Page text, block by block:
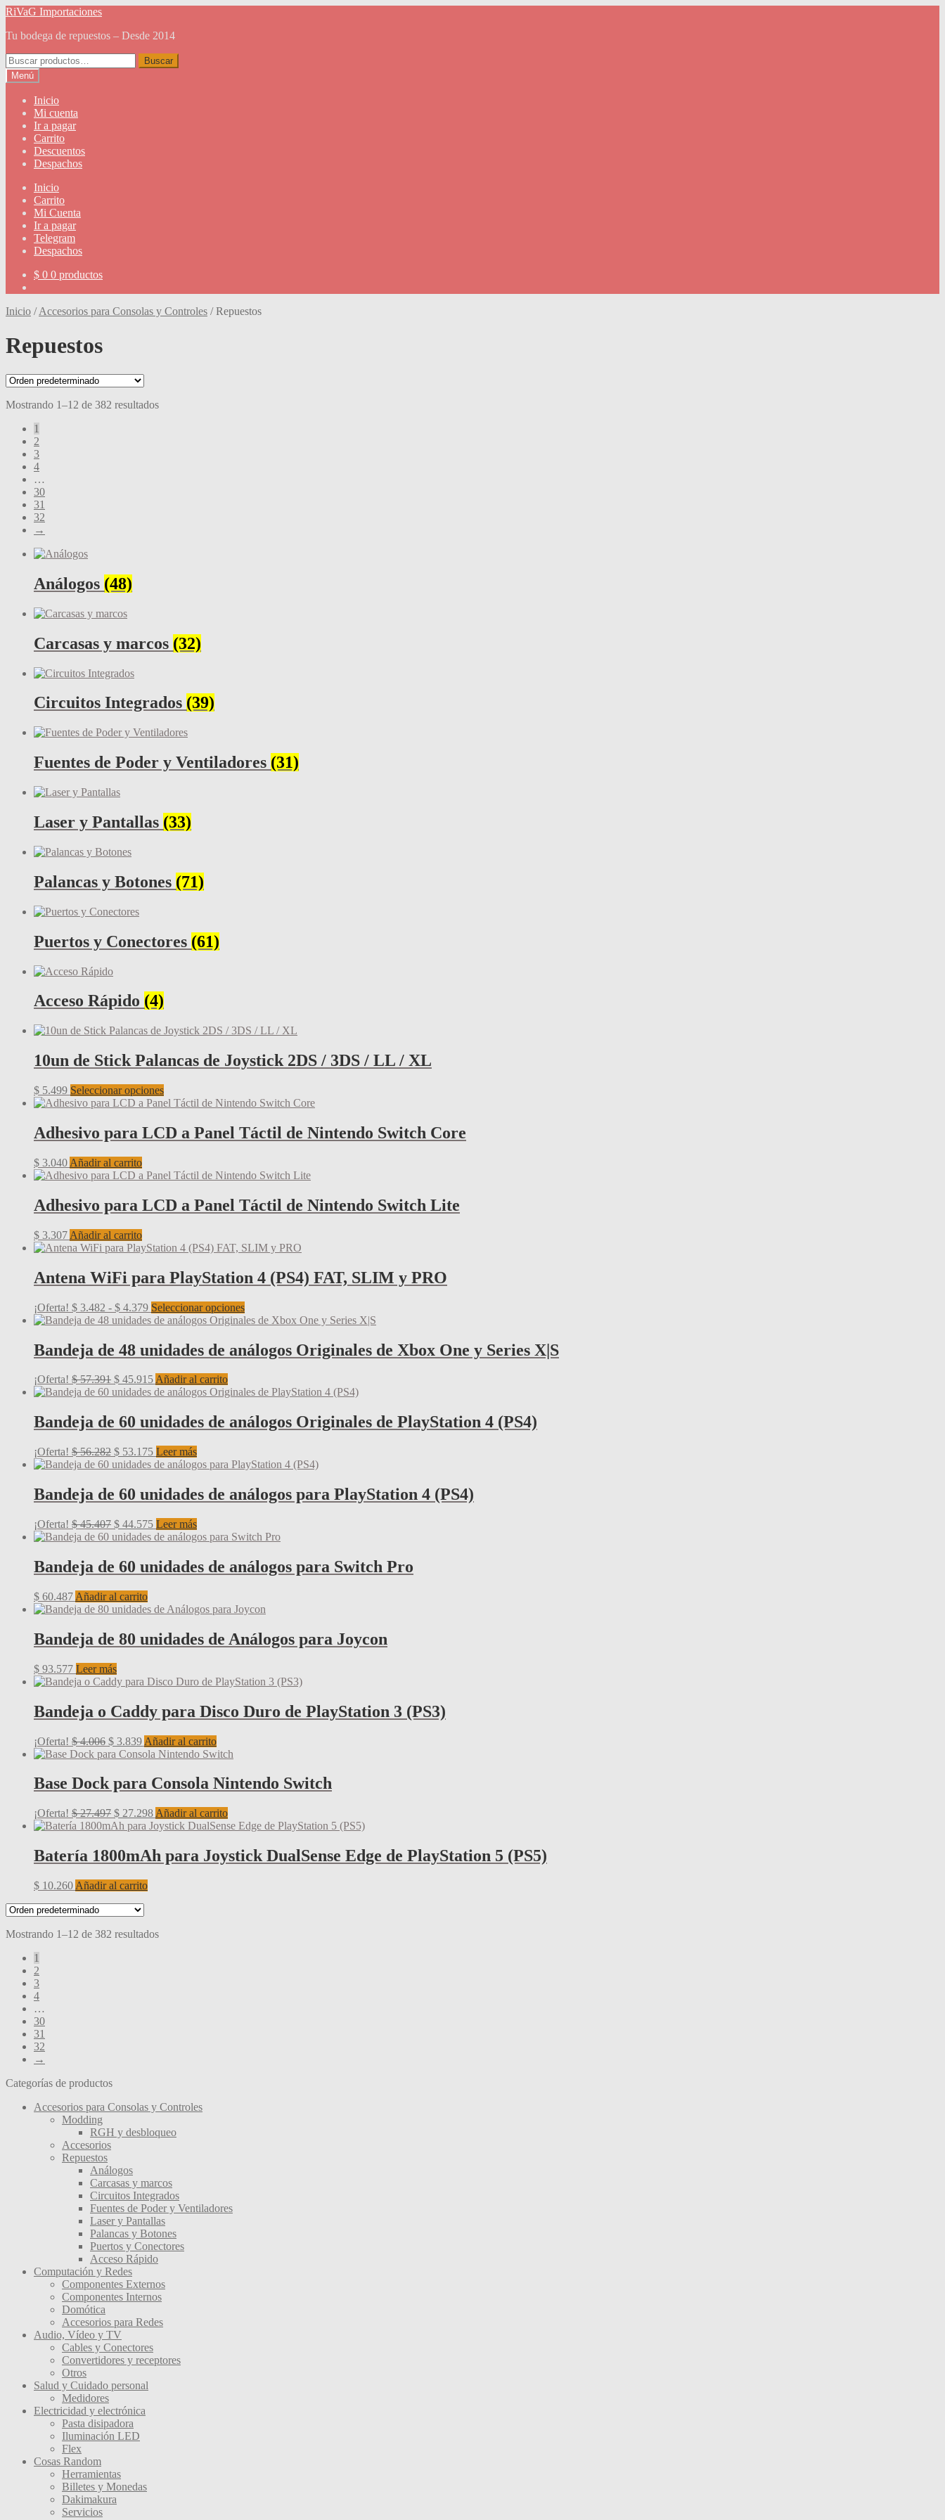
Ir
la
Ir
contenido
RiVaG Importaciones
Tu bodega de repuestos – Desde 2014
Buscar
por:
Buscar
Menú
Inicio
Mi cuenta
Ir a pagar
Carrito
Descuentos
Despachos
Inicio
Carrito
Mi Cuenta
Ir a pagar
Telegram
Despachos
$ 0 0 productos
Inicio /Accesorios para Consolas y Controles /Repuestos
Repuestos
Mostrando 1–12 de 382 resultados
1
2
3
4
…
30
31
32
→
Análogos (48)
Carcasas y marcos (32)
Circuitos Integrados (39)
Fuentes de Poder y Ventiladores (31)
Laser y Pantallas (33)
Palancas y Botones (71)
Puertos y Conectores (61)
Acceso Rápido (4)
10un de Stick Palancas de Joystick 2DS / 3DS / LL / XL
$ 5.499 Seleccionar opcionesEste
producto
múltiples
variantes.
se
elegir
en
página
de
Adhesivo para LCD a Panel Táctil de Nintendo Switch Core
$ 3.040 Añadir al carrito
Adhesivo para LCD a Panel Táctil de Nintendo Switch Lite
$ 3.307 Añadir al carrito
Antena WiFi para PlayStation 4 (PS4) FAT, SLIM y PRO
¡Oferta! $ 3.482 - $ 4.379Rango
de
desde
$ 3.482
$ 4.379
Seleccionar opcionesEste
producto
múltiples
variantes.
se
elegir
en
página
de
Bandeja de 48 unidades de análogos Originales de Xbox One y Series X|S
¡Oferta! $57.391 El
precio
era:
$ 57.391.
$ 45.915El
precio
es:
$ 45.915.
Añadir al carrito
Bandeja de 60 unidades de análogos Originales de PlayStation 4 (PS4)
¡Oferta! $56.282 El
precio
era:
$ 56.282.
$ 53.175El
precio
es:
$ 53.175.
Leer más
Bandeja de 60 unidades de análogos para PlayStation 4 (PS4)
¡Oferta! $45.407 El
precio
era:
$ 45.407.
$ 44.575El
precio
es:
$ 44.575.
Leer más
Bandeja de 60 unidades de análogos para Switch Pro
$ 60.487 Añadir al carrito
Bandeja de 80 unidades de Análogos para Joycon
$ 93.577 Leer más
Bandeja o Caddy para Disco Duro de PlayStation 3 (PS3)
¡Oferta! $4.006 El
precio
era:
$ 4.006.
$ 3.839El
precio
es:
$ 3.839.
Añadir al carrito
Base Dock para Consola Nintendo Switch
¡Oferta! $27.497 El
precio
era:
$ 27.497.
$ 27.298El
precio
es:
$ 27.298.
Añadir al carrito
Batería 1800mAh para Joystick DualSense Edge de PlayStation 5 (PS5)
$ 10.260 Añadir al carrito
Mostrando 1–12 de 382 resultados
1
2
3
4
…
30
31
32
→
Categorías de productos
Accesorios para Consolas y Controles
Modding
RGH y desbloqueo
Accesorios
Repuestos
Análogos
Carcasas y marcos
Circuitos Integrados
Fuentes de Poder y Ventiladores
Laser y Pantallas
Palancas y Botones
Puertos y Conectores
Acceso Rápido
Computación y Redes
Componentes Externos
Componentes Internos
Domótica
Accesorios para Redes
Audio, Vídeo y TV
Cables y Conectores
Convertidores y receptores
Otros
Salud y Cuidado personal
Medidores
Electricidad y electrónica
Pasta disipadora
Iluminación LED
Flex
Cosas Random
Herramientas
Billetes y Monedas
Dakimakura
Servicios